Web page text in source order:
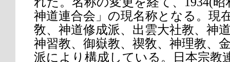
神道連合会」の現名称となる。現
敎、神道修成派、出雲大社教、神
神習教、御嶽教、禊敎、神理教、
派により構成している。日本宗教